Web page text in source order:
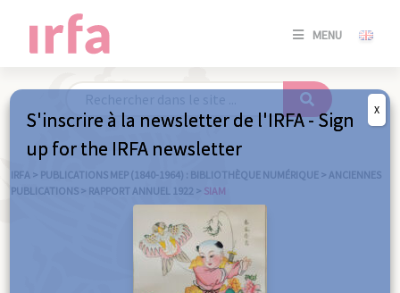
MENU
SE
/
IRFA > PUBLICATIONS MEP (1840-1964) : BIBLIOTHÈQUE NUMÉRIQUE > ANCIENNES
PUBLICATIONS > RAPPORT ANNUEL 1922 > SIAM
Siam
S'inscrire à la newsletter de l'IRFA - Sign
up for the IRFA newsletter
X